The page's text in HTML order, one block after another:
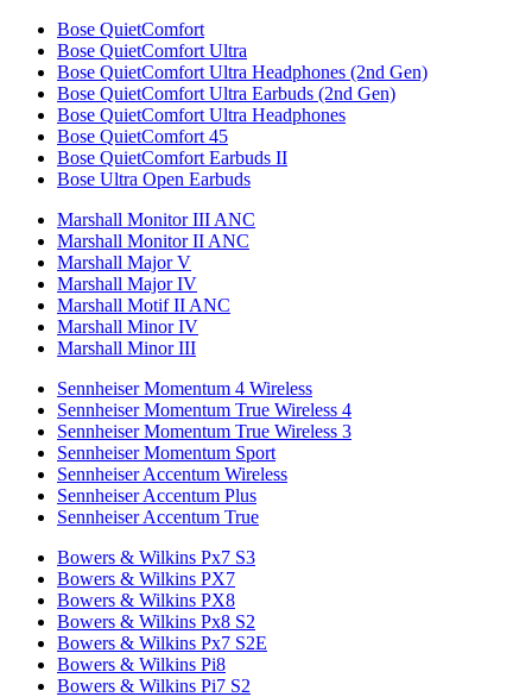
Bose QuietComfort
Bose QuietComfort Ultra
Bose QuietComfort Ultra Headphones (2nd Gen)
Bose QuietComfort Ultra Earbuds (2nd Gen)
Bose QuietComfort Ultra Headphones
Bose QuietComfort 45
Bose QuietComfort Earbuds II
Bose Ultra Open Earbuds
Marshall Monitor III ANC
Marshall Monitor II ANC
Marshall Major V
Marshall Major IV
Marshall Motif II ANC
Marshall Minor IV
Marshall Minor III
Sennheiser Momentum 4 Wireless
Sennheiser Momentum True Wireless 4
Sennheiser Momentum True Wireless 3
Sennheiser Momentum Sport
Sennheiser Accentum Wireless
Sennheiser Accentum Plus
Sennheiser Accentum True
Bowers & Wilkins Px7 S3
Bowers & Wilkins PX7
Bowers & Wilkins PX8
Bowers & Wilkins Px8 S2
Bowers & Wilkins Px7 S2E
Bowers & Wilkins Pi8
Bowers & Wilkins Pi7 S2